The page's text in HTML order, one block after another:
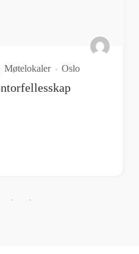
Møtelokaler Oslo